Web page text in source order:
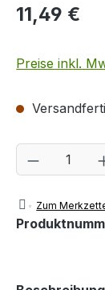
11,49 €
Preise inkl.
Produkt
Zum